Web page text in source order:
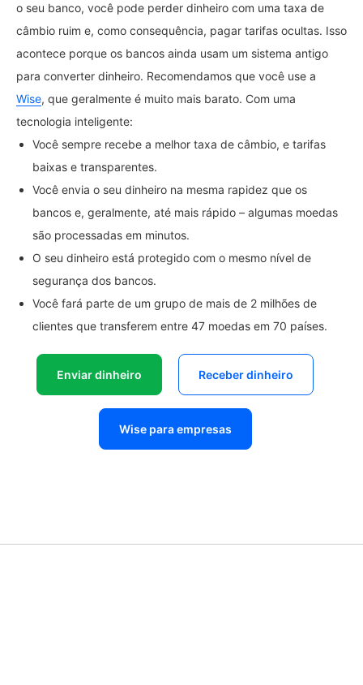
o seu banco, você pode perder dinheiro com uma taxa de
câmbio ruim e, como consequência, pagar tarifas ocultas. Isso
acontece porque os bancos ainda usam um sistema antigo
para converter dinheiro. Recomendamos que você use a
Wise, que geralmente é muito mais barato. Com uma
tecnologia inteligente:
Você sempre recebe a melhor taxa de câmbio, e tarifas
baixas e transparentes.
Você envia o seu dinheiro na mesma rapidez que os
bancos e, geralmente, até mais rápido – algumas moedas
são processadas em minutos.
O seu dinheiro está protegido com o mesmo nível de
segurança dos bancos.
Você fará parte de um grupo de mais de 2 milhões de
clientes que transferem entre 47 moedas em 70 países.
Enviar dinheiro Receber dinheiro
Wise para empresas